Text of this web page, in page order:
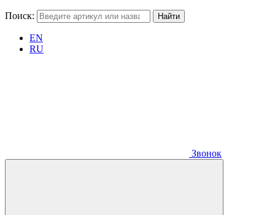
Поиск:
EN
RU
Звонок